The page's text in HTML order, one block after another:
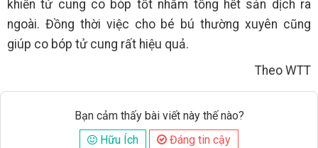
khiến tử cung co bóp tốt nhằm tống hết sản dịch ra
ngoài. Đồng thời việc cho bé bú thường xuyên cũng
giúp co bóp tử cung rất hiệu quả.
Theo WTT
Bạn cảm thấy bài viết này thế nào?
Hữu Ích
Đáng tin cậy